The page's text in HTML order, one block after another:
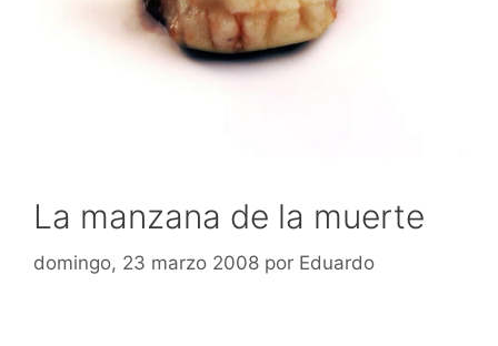
La manzana de la muerte
domingo, 23 marzo 2008 por Eduardo